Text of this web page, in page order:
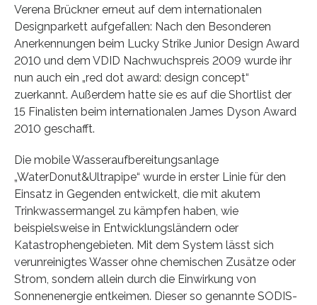
Verena Brückner erneut auf dem internationalen
Designparkett aufgefallen: Nach den Besonderen
Anerkennungen beim Lucky Strike Junior Design Award
2010 und dem VDID Nachwuchspreis 2009 wurde ihr
nun auch ein „red dot award: design concept“
zuerkannt. Außerdem hatte sie es auf die Shortlist der
15 Finalisten beim internationalen James Dyson Award
2010 geschafft.
Die mobile Wasseraufbereitungsanlage
„WaterDonut&Ultrapipe“ wurde in erster Linie für den
Einsatz in Gegenden entwickelt, die mit akutem
Trinkwassermangel zu kämpfen haben, wie
beispielsweise in Entwicklungsländern oder
Katastrophengebieten. Mit dem System lässt sich
verunreinigtes Wasser ohne chemischen Zusätze oder
Strom, sondern allein durch die Einwirkung von
Sonnenenergie entkeimen. Dieser so genannte SODIS-